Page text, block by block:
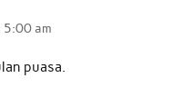
am
puasa.